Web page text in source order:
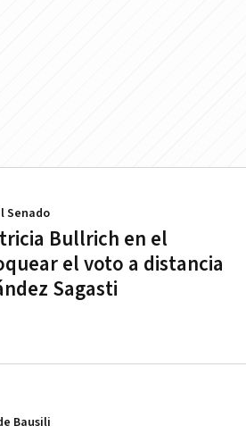
Bullrich en el
el voto a distancia
Sagasti
Senado
Bausili